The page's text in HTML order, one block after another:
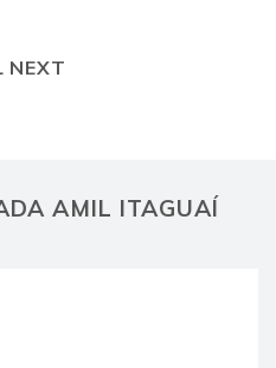
NEXT
AMIL ITAGUAÍ